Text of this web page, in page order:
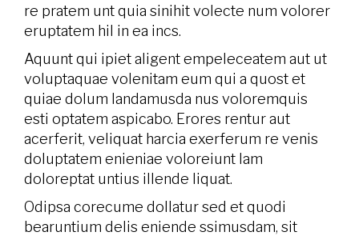
re pratem unt quia sinihit volecte num volorer
eruptatem hil in ea incs.
Aquunt qui ipiet aligent empeleceatem aut ut
voluptaquae volenitam eum qui a quost et
quiae dolum landamusda nus voloremquis
esti optatem aspicabo. Erores rentur aut
acerferit, veliquat harcia exerferum re venis
doluptatem enieniae voloreiunt lam
doloreptat untius illende liquat.
Odipsa corecume dollatur sed et quodi
bearuntium delis eniende ssimusdam, sit